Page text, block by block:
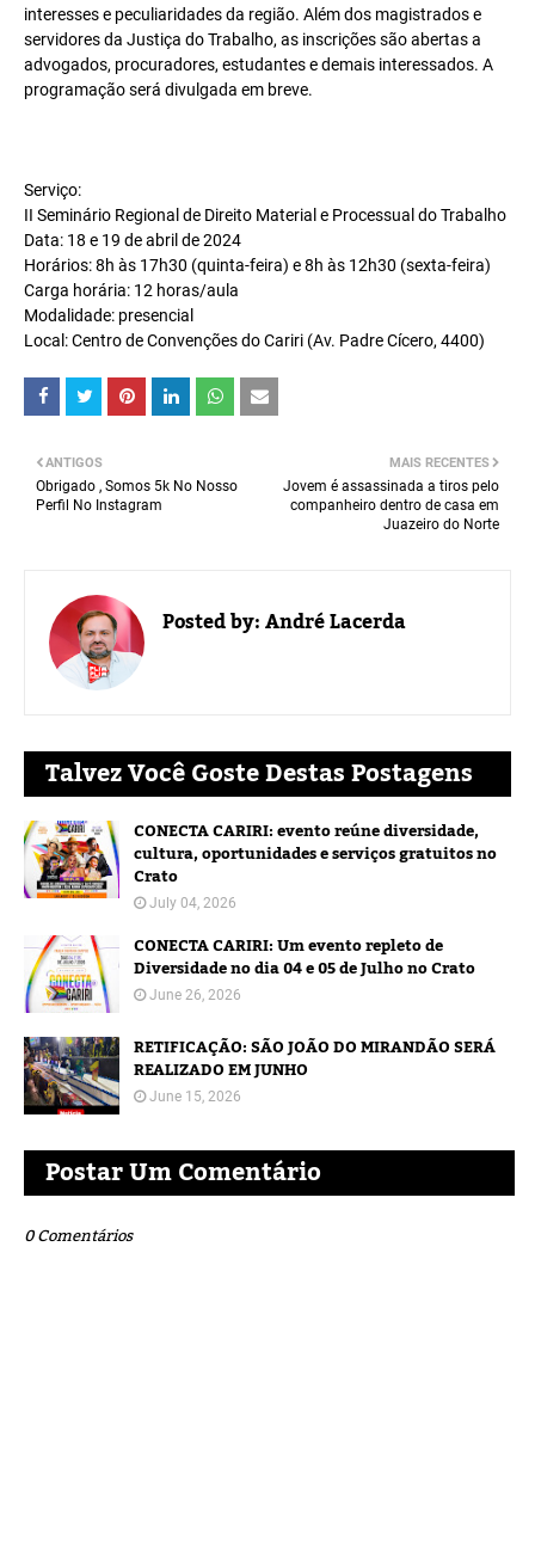
interesses e peculiaridades da região. Além dos magistrados e
servidores da Justiça do Trabalho, as inscrições são abertas a
advogados, procuradores, estudantes e demais interessados. A
programação será divulgada em breve.
Serviço:
II Seminário Regional de Direito Material e Processual do Trabalho
Data: 18 e 19 de abril de 2024
Horários: 8h às 17h30 (quinta-feira) e 8h às 12h30 (sexta-feira)
Carga horária: 12 horas/aula
Modalidade: presencial
Local: Centro de Convenções do Cariri (Av. Padre Cícero, 4400)
MAIS RECENTES
Jovem é assassinada a tiros pelo
companheiro dentro de casa em
Juazeiro do Norte
ANTIGOS
Obrigado , Somos 5k No Nosso
Perfil No Instagram
Posted by:André Lacerda
Talvez Você Goste Destas Postagens
CONECTA CARIRI: evento reúne diversidade,
cultura, oportunidades e serviços gratuitos no
Crato
July 04, 2026
CONECTA CARIRI: Um evento repleto de
Diversidade no dia 04 e 05 de Julho no Crato
June 26, 2026
RETIFICAÇÃO: SÃO JOÃO DO MIRANDÃO SERÁ
REALIZADO EM JUNHO
June 15, 2026
Postar Um Comentário
0 Comentários